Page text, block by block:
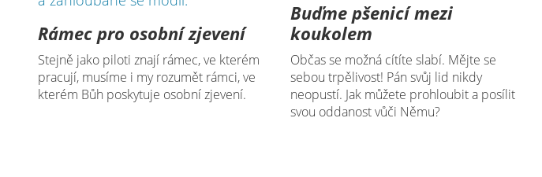
Rámec pro osobní zjevení
Stejně jako piloti znají rámec, ve kterém
pracují, musíme i my rozumět rámci, ve
kterém Bůh poskytuje osobní zjevení.
Buďme pšenicí mezi
koukolem
Občas se možná cítíte slabí. Mějte se
sebou trpělivost! Pán svůj lid nikdy
neopustí. Jak můžete prohloubit a posílit
svou oddanost vůči Němu?